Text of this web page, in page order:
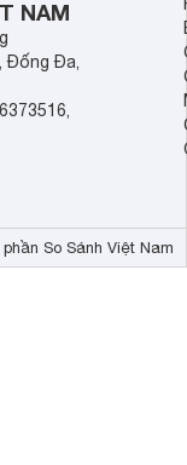
NAM
Đống Đa,
So Sánh Việt Nam